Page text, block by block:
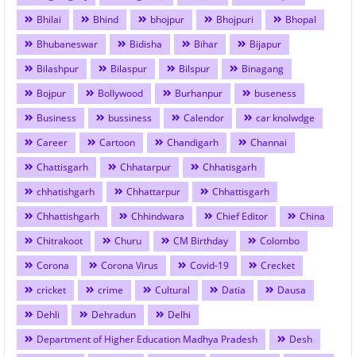
Bhilai
Bhind bhojpur Bhojpuri
Bhopal
Bhubaneswar
Bidisha Bihar
Bijapur
Bilashpur
Bilaspur Bilspur
Binagang
Bojpur
Bollywood Burhanpur
buseness
Business
bussiness Calendor
car knolwdge
Career
Cartoon Chandigarh
Channai
Chattisgarh
Chhatarpur
Chhatisgarh
chhatishgarh
Chhattarpur
Chhattisgarh
Chhattishgarh
Chhindwara Chief Editor
China
Chitrakoot
Churu CM Birthday
Colombo
Corona
Corona Virus Covid-19
Crecket
cricket
crime Cultural Datia
Dausa
Dehli
Dehradun
Delhi
Department of Higher Education Madhya Pradesh
Desh